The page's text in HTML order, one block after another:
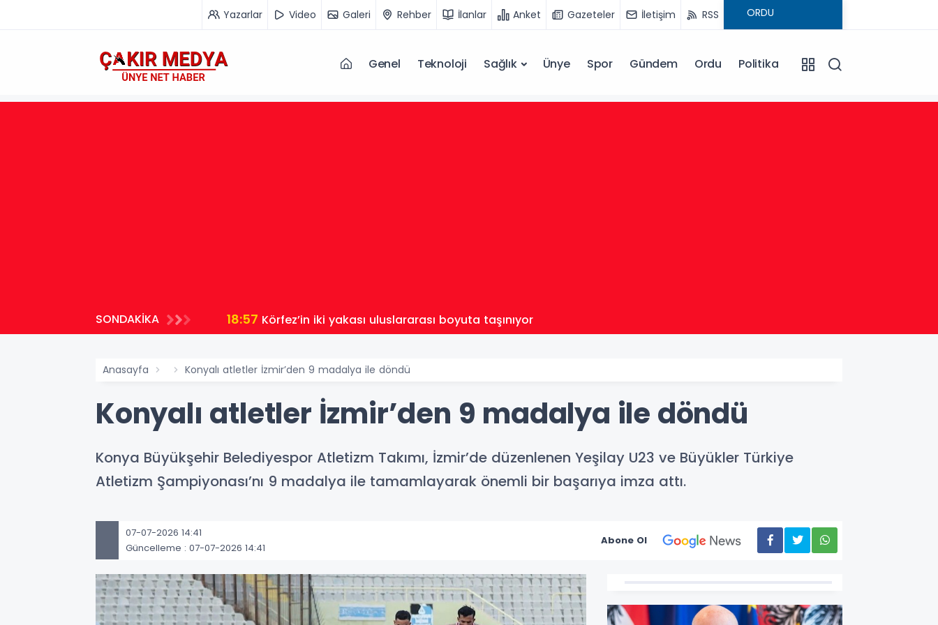
Yazarlar Video Galeri Rehber İlanlar Anket Gazeteler İletişim RSS
Genel Teknoloji Sağlık Ünye Spor Gündem Ordu Politika
SONDAKİKA 18:57 Körfez’in iki yakası uluslararası boyuta taşınıyor
Anasayfa Konyalı atletler İzmir’den 9 madalya ile döndü
Konyalı atletler İzmir’den 9 madalya ile döndü
Konya Büyükşehir Belediyespor Atletizm Takımı, İzmir’de düzenlenen Yeşilay U23 ve Büyükler Türkiye
Atletizm Şampiyonası’nı 9 madalya ile tamamlayarak önemli bir başarıya imza attı.
07-07-2026 14:41
Güncelleme : 07-07-2026 14:41
Abone Ol